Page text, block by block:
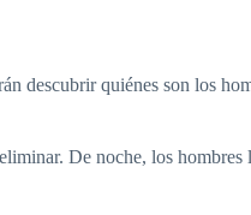
descubrir quiénes son los
De noche, los hombres